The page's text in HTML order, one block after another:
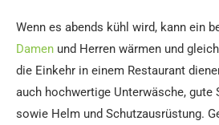
Wenn es abends kühl wird, kann ein
Damen und Herren wärmen und
die Einkehr in einem Restaurant
auch hochwertige Unterwäsche, gute
sowie Helm und Schutzausrüstung.